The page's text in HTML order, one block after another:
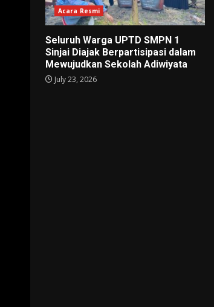
Acara Resmi
Seluruh Warga UPTD SMPN 1
Sinjai Diajak Berpartisipasi dalam
Mewujudkan Sekolah Adiwiyata
July 23, 2026